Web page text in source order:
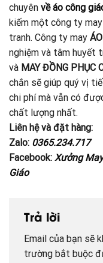
chuyên về áo công
kiếm một công ty
tranh. Công ty may
nghiệm và tâm huyết
và MAY ĐỒNG PHỤC
chắn sẽ giúp quý vị
chi phí mà vẫn có
chất lượng nhất.
Liên hệ và đặt hàng:
Zalo: 0365.234.717
Facebook: Xưởng
Giáo
Trả lời
Email của bạn sẽ
trường bắt buộc